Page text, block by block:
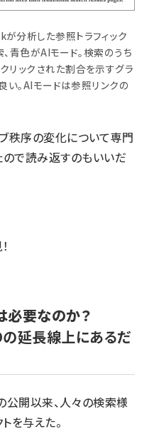
析した参照トラフィック
青色がAIモード。検索のうち
リックされた割合を示すグラ
い。AIモードは参照リンクの
秩序の変化について専門
で読み返すのもいいだ
要なのか？
の延長線上にあるだ
開以来、人々の検索様
を与えた。